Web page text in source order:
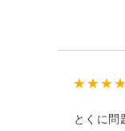
とくに問